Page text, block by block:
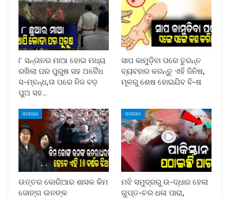
୮ ସନ୍ତାନର ମାଆ ହୋଇ ମଧ୍ୟ
ରଖିଲା ପର ପୁରୁଷ ସହ ଅବୈଧ
ସ-ମ୍ବନ୍ଧ,ତା ପରେ ନିଜ ବଡ଼
ପୁଅ ସହ…
ସାପ କାମୁଡ଼ିବା ପରେ ତୁରନ୍ତ
ବ୍ୟବହାର କରନ୍ତୁ ଏହି ଜିନିଷ,
ମୂଳରୁ ଶେଷ ହୋଇଯିବ ବି-ଷ
ସମାଚାର
ଉତ୍ତର କୋରିଆର ଶାସକ କିମ
ଜୋଙ୍ଗ ଉନଙ୍କ
ସମାଚାର
ମଝି ସମୁଦ୍ରରୁ ଉ-ଦ୍ଧାର ହେଲା
ଗୁପ୍ତ-ଚର ଧଳା ପାରା,